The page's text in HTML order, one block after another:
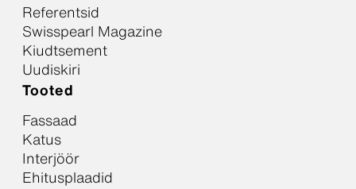
Referentsid
Swisspearl Magazine
Kiudtsement
Uudiskiri
Tooted
Fassaad
Katus
Interjöör
Ehitusplaadid